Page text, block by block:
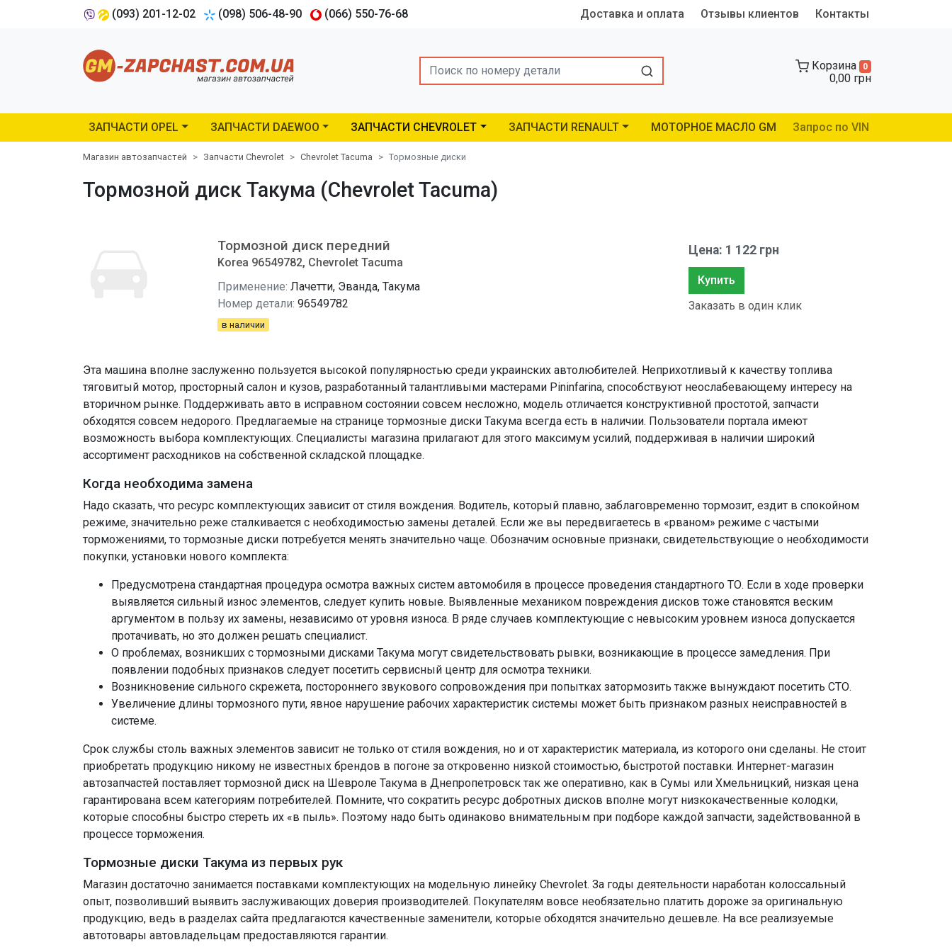
(093) 201-12-02 (098) 506-48-90 (066) 550-76-68 Доставка и оплата Отзывы клиентов Контакты
Search Корзина 0
0,00 грн
ЗАПЧАСТИ OPEL ЗАПЧАСТИ DAEWOO ЗАПЧАСТИ CHEVROLET ЗАПЧАСТИ RENAULT МОТОРНОЕ МАСЛО GM Запрос по VIN
Магазин автозапчастей Запчасти Chevrolet Chevrolet Tacuma Тормозные диски
Тормозной диск Такума (Chevrolet Tacuma)
Тормозной диск передний
Korea 96549782, Chevrolet Tacuma
Применение: Лачетти, Эванда, Такума
Номер детали: 96549782
в наличии
Цена: 1 122 грн
Купить
Заказать в один клик
Эта машина вполне заслуженно пользуется высокой популярностью среди украинских автолюбителей. Неприхотливый к качеству топлива
тяговитый мотор, просторный салон и кузов, разработанный талантливыми мастерами Pininfarina, способствуют неослабевающему интересу на
вторичном рынке. Поддерживать авто в исправном состоянии совсем несложно, модель отличается конструктивной простотой, запчасти
обходятся совсем недорого. Предлагаемые на странице тормозные диски Такума всегда есть в наличии. Пользователи портала имеют
возможность выбора комплектующих. Специалисты магазина прилагают для этого максимум усилий, поддерживая в наличии широкий
ассортимент расходников на собственной складской площадке.
Когда необходима замена
Надо сказать, что ресурс комплектующих зависит от стиля вождения. Водитель, который плавно, заблаговременно тормозит, ездит в спокойном
режиме, значительно реже сталкивается с необходимостью замены деталей. Если же вы передвигаетесь в «рваном» режиме с частыми
торможениями, то тормозные диски потребуется менять значительно чаще. Обозначим основные признаки, свидетельствующие о необходимости
покупки, установки нового комплекта:
Предусмотрена стандартная процедура осмотра важных систем автомобиля в процессе проведения стандартного ТО. Если в ходе проверки
выявляется сильный износ элементов, следует купить новые. Выявленные механиком повреждения дисков тоже становятся веским
аргументом в пользу их замены, независимо от уровня износа. В ряде случаев комплектующие с невысоким уровнем износа допускается
протачивать, но это должен решать специалист.
О проблемах, возникших с тормозными дисками Такума могут свидетельствовать рывки, возникающие в процессе замедления. При
появлении подобных признаков следует посетить сервисный центр для осмотра техники.
Возникновение сильного скрежета, постороннего звукового сопровождения при попытках затормозить также вынуждают посетить СТО.
Увеличение длины тормозного пути, явное нарушение рабочих характеристик системы может быть признаком разных неисправностей в
системе.
Срок службы столь важных элементов зависит не только от стиля вождения, но и от характеристик материала, из которого они сделаны. Не стоит
приобретать продукцию никому не известных брендов в погоне за откровенно низкой стоимостью, быстротой поставки. Интернет-магазин
автозапчастей поставляет тормозной диск на Шевроле Такума в Днепропетровск так же оперативно, как в Сумы или Хмельницкий, низкая цена
гарантирована всем категориям потребителей. Помните, что сократить ресурс добротных дисков вполне могут низкокачественные колодки,
которые способны быстро стереть их «в пыль». Поэтому надо быть одинаково внимательным при подборе каждой запчасти, задействованной в
процессе торможения.
Тормозные диски Такума из первых рук
Магазин достаточно занимается поставками комплектующих на модельную линейку Chevrolet. За годы деятельности наработан колоссальный
опыт, позволивший выявить заслуживающих доверия производителей. Покупателям вовсе необязательно платить дороже за оригинальную
продукцию, ведь в разделах сайта предлагаются качественные заменители, которые обходятся значительно дешевле. На все реализуемые
автотовары автовладельцам предоставляются гарантии.